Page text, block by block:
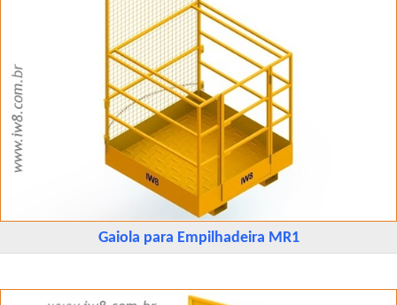
Gaiola para Empilhadeira MR1